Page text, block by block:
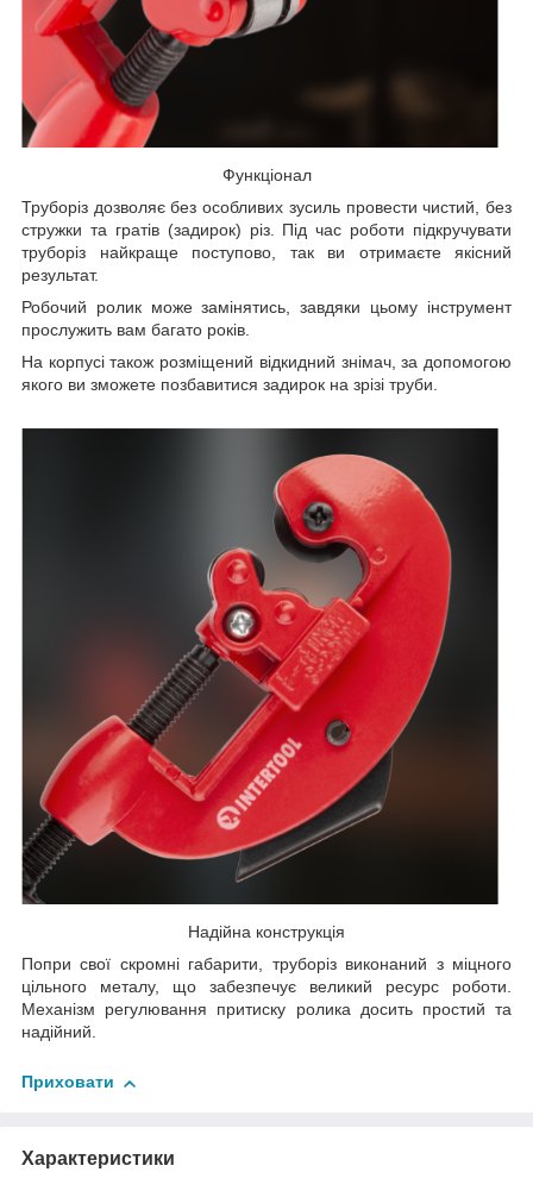
Функціонал
Труборіз дозволяє без особливих зусиль провести чистий, без
стружки та гратів (задирок) різ. Під час роботи підкручувати
труборіз найкраще поступово, так ви отримаєте якісний
результат.
Робочий ролик може замінятись, завдяки цьому інструмент
прослужить вам багато років.
На корпусі також розміщений відкидний знімач, за допомогою
якого ви зможете позбавитися задирок на зрізі труби.
Надійна конструкція
Попри свої скромні габарити, труборіз виконаний з міцного
цільного металу, що забезпечує великий ресурс роботи.
Механізм регулювання притиску ролика досить простий та
надійний.
Приховати
Характеристики